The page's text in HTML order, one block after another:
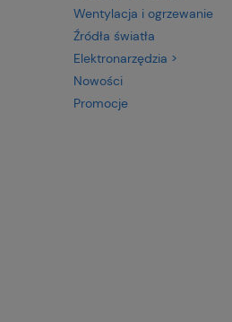
Wentylacja i ogrzewanie
Źródła światła
Elektronarzędzia >
Nowości
Promocje